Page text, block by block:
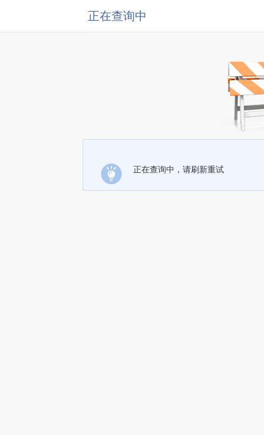
正在查询中
正在查询中，请刷新重试